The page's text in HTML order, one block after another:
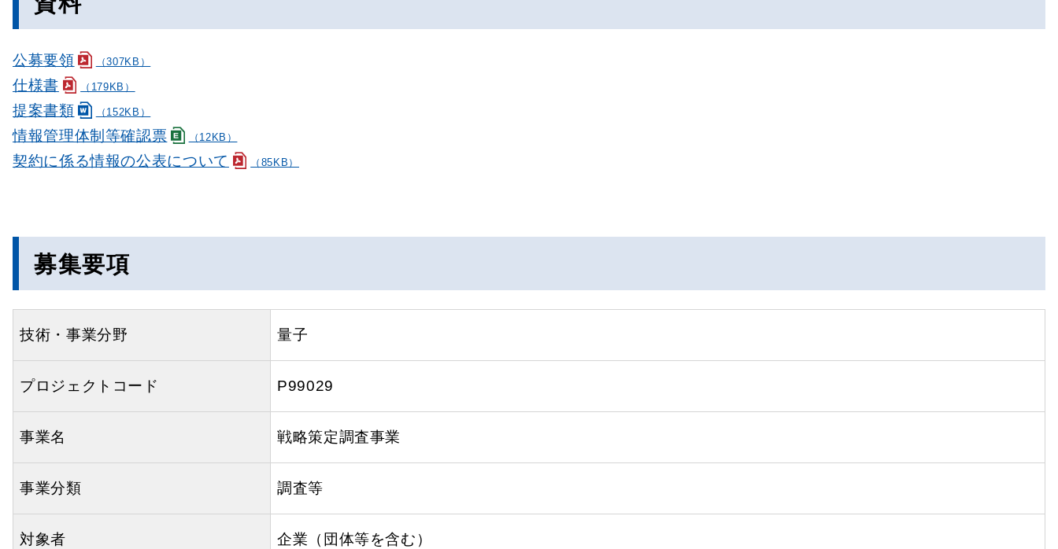
公募要領 （307KB）
仕様書 （179KB）
提案書類 （152KB）
情報管理体制等確認票 （12KB）
契約に係る情報の公表について （85KB）
募集要項
技術・事業分野 量子
プロジェクトコード P99029
事業名 戦略策定調査事業
事業分類 調査等
対象者 企業（団体等を含む）